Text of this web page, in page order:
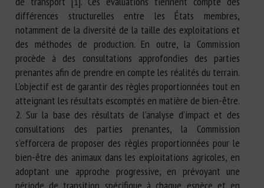
différences structurelles entre les États membres,
notamment de la diversité de la taille des exploitations et
des méthodes de production. En outre, la Commission
procède à des consultations approfondies des parties
prenantes afin de prendre en compte les réalités du terrain.
L’objectif est de garantir des règles proportionnées tout en
atteignant les résultats escomptés en matière de bien-être.
2. Sur la base des résultats de l’analyse d’impact et des
consultations des parties prenantes, la Commission
s’efforcera de proposer des règles proportionnées pour le
bien-être des animaux dans les exploitations agricoles, en
adoptant une approche progressive, en prévoyant une